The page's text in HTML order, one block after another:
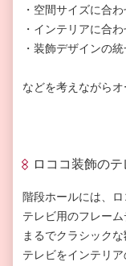
・空間サイズに合
・インテリアに合
・装飾デザインの
などを考えながらオ
ロココ装飾の
階段ホールには、
テレビ用のフレーム
まるでクラシック
テレビをインテリ